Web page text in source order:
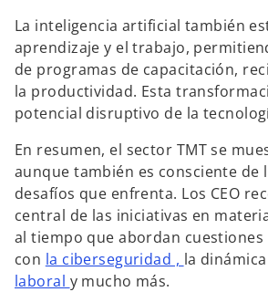
La inteligencia artificial también
aprendizaje y el trabajo,
de programas de capacitación,
la productividad. Esta
potencial disruptivo de la
En resumen, el sector TMT se
aunque también es consciente de
desafíos que enfrenta. Los CEO
central de las iniciativas en materia
al tiempo que abordan cuestiones
con la ciberseguridad , la dinámica
laboral y mucho más.